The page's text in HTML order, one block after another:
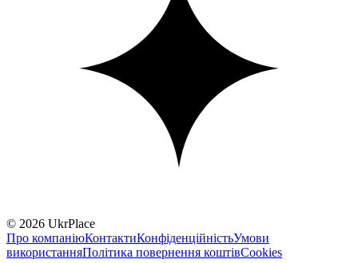
© 2026 UkrPlace
Про компаніюКонтактиКонфіденційністьУмови
використанняПолітика повернення коштівCookies